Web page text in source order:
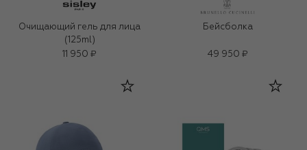
Очищающий гель для лица
(125ml)
11 950 ₽
Бейсболка
49 950 ₽